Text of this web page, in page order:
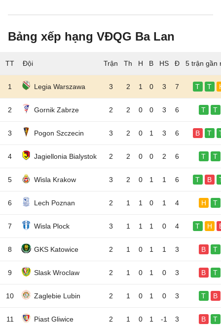
Bảng xếp hạng VĐQG Ba Lan
TT Đội 5 trận gần
1 Legia Warszawa 3 2 1 0 3 7 T T
2 Gornik Zabrze 2 2 0 0 3 6 T T
3 Pogon Szczecin 3 2 0 1 3 6 B T
4 Jagiellonia Bialystok 2 2 0 0 2 6 T T
5 Wisla Krakow 3 2 0 1 1 6 T B
6 Lech Poznan 2 1 1 0 1 4 H T
7 Wisla Plock 3 1 1 1 0 4 T H
8 GKS Katowice 2 1 0 1 1 3 B T
9 Slask Wroclaw 2 1 0 1 0 3 B T
10 Zaglebie Lubin 2 1 0 1 0 3 T B
11 Piast Gliwice 2 1 0 1 -1 3 B T